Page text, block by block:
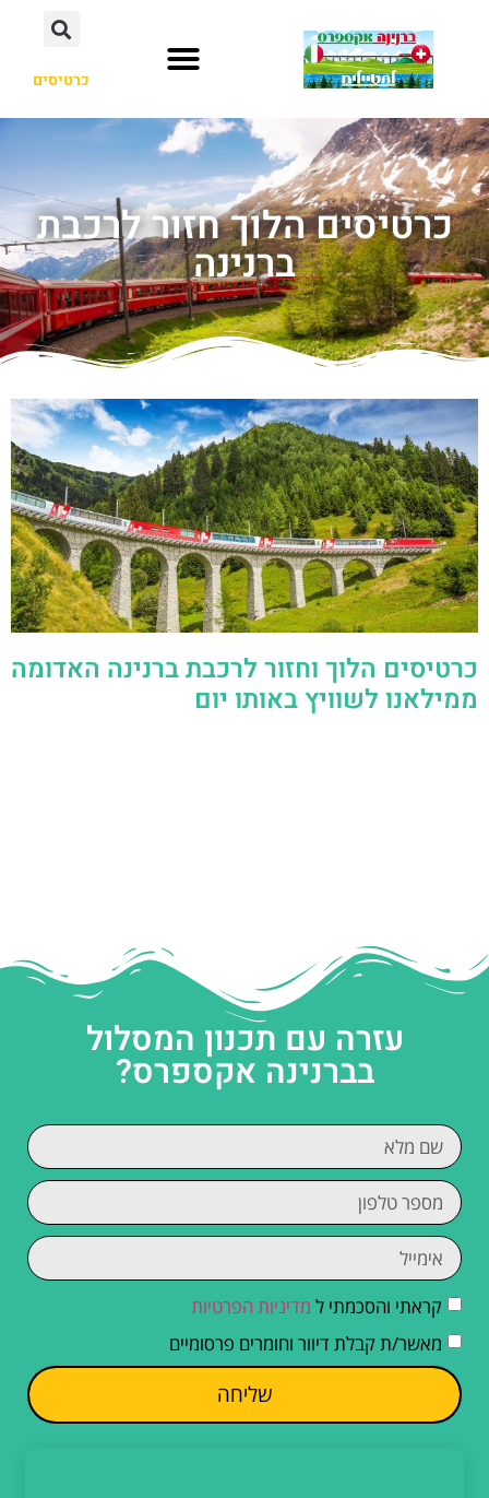
כרטיסים
כרטיסים הלוך חזור לרכבת
ברנינה
כרטיסים הלוך וחזור לרכבת ברנינה האדומה
ממילאנו לשוויץ באותו יום
עזרה עם תכנון המסלול
בברנינה אקספרס?
קראתי והסכמתי ל מדיניות הפרטיות
מאשר/ת קבלת דיוור וחומרים פרסומיים
שליחה